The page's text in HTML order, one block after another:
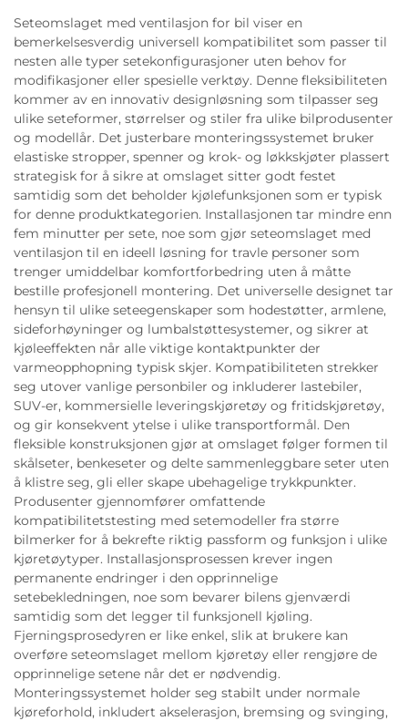
Seteomslaget med ventilasjon for bil viser en
bemerkelsesverdig universell kompatibilitet som passer til
nesten alle typer setekonfigurasjoner uten behov for
modifikasjoner eller spesielle verktøy. Denne fleksibiliteten
kommer av en innovativ designløsning som tilpasser seg
ulike seteformer, størrelser og stiler fra ulike bilprodusenter
og modellår. Det justerbare monteringssystemet bruker
elastiske stropper, spenner og krok- og løkkskjøter plassert
strategisk for å sikre at omslaget sitter godt festet
samtidig som det beholder kjølefunksjonen som er typisk
for denne produktkategorien. Installasjonen tar mindre enn
fem minutter per sete, noe som gjør seteomslaget med
ventilasjon til en ideell løsning for travle personer som
trenger umiddelbar komfortforbedring uten å måtte
bestille profesjonell montering. Det universelle designet tar
hensyn til ulike seteegenskaper som hodestøtter, armlene,
sideforhøyninger og lumbalstøttesystemer, og sikrer at
kjøleeffekten når alle viktige kontaktpunkter der
varmeopphopning typisk skjer. Kompatibiliteten strekker
seg utover vanlige personbiler og inkluderer lastebiler,
SUV-er, kommersielle leveringskjøretøy og fritidskjøretøy,
og gir konsekvent ytelse i ulike transportformål. Den
fleksible konstruksjonen gjør at omslaget følger formen til
skålseter, benkeseter og delte sammenleggbare seter uten
å klistre seg, gli eller skape ubehagelige trykkpunkter.
Produsenter gjennomfører omfattende
kompatibilitetstesting med setemodeller fra større
bilmerker for å bekrefte riktig passform og funksjon i ulike
kjøretøytyper. Installasjonsprosessen krever ingen
permanente endringer i den opprinnelige
setebekledningen, noe som bevarer bilens gjenværdi
samtidig som det legger til funksjonell kjøling.
Fjerningsprosedyren er like enkel, slik at brukere kan
overføre seteomslaget mellom kjøretøy eller rengjøre de
opprinnelige setene når det er nødvendig.
Monteringssystemet holder seg stabilt under normale
kjøreforhold, inkludert akselerasjon, bremsing og svinging,